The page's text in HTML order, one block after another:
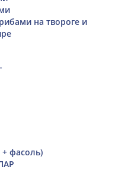
на твороге и
+ фасоль)